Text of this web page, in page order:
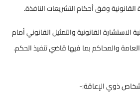
وفق أحكام التشريعات النافذة.
القانونية والتمثيل القانوني أمام
العامة والمحاكم بما فيها قاضي تنفيذ الحكم.
ذوي الإعاقة:-